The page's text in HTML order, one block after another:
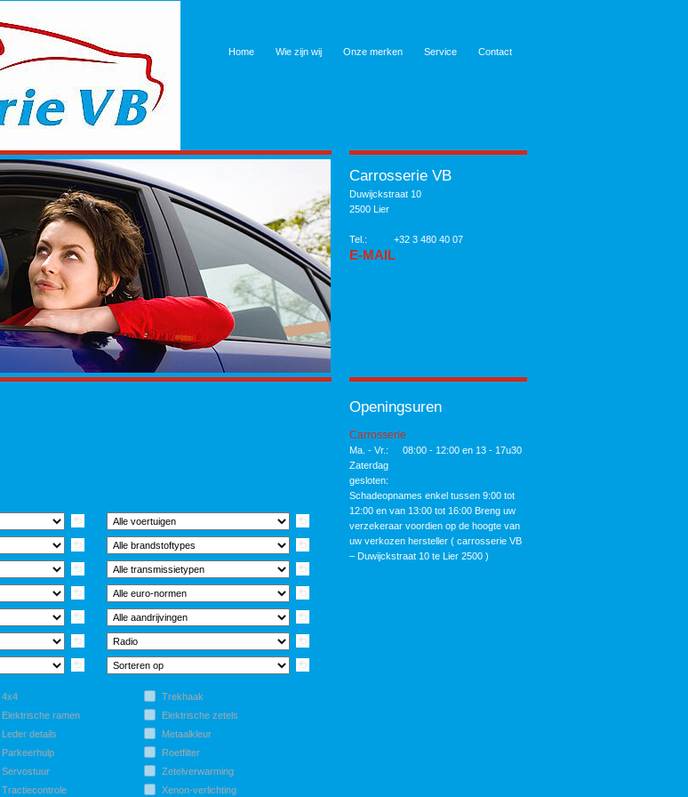
Home Wie zijn wij Onze merken Service Contact
Carrosserie VB
Duwijckstraat 10
2500 Lier
Tel.: +32 3 480 40 07
E-MAIL
4x4
Trekhaak
Elektrische ramen
Elektrische zetels
Leder details
Metaalkleur
Parkeerhulp
Roetfilter
Servostuur
Zetelverwarming
Tractiecontrole Xenon-verlichting
Openingsuren
Carrosserie
Ma. - Vr.:
08:00 - 12:00 en 13 - 17u30
Zaterdag
gesloten:
Schadeopnames enkel tussen 9:00 tot
12:00 en van 13:00 tot 16:00 Breng uw
verzekeraar voordien op de hoogte van
uw verkozen hersteller ( carrosserie VB
– Duwijckstraat 10 te Lier 2500 )